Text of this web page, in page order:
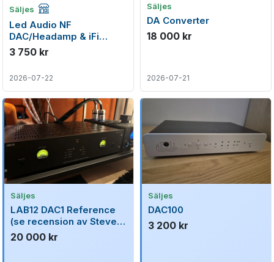
Säljes Företagsannons
Led Audio NF
DAC/Headamp & iFi
iPowerX - Begagnad DAC
3 750 kr
2026-07-22
Säljes
DA Converter
18 000 kr
2026-07-21
Säljes
LAB12 DAC1 Reference
(se recension av Steve
Guttenberg,
Audiophiliac)
20 000 kr
Säljes
DAC100
3 200 kr